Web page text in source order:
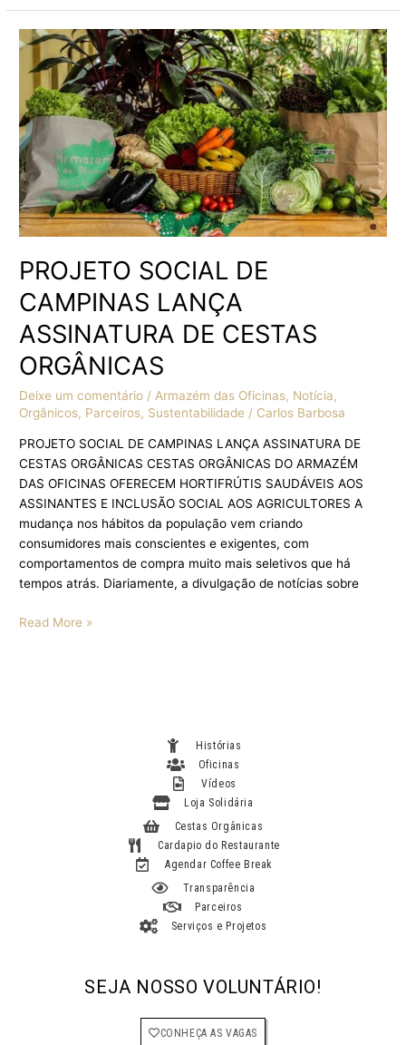
PROJETO SOCIAL DE
CAMPINAS LANÇA
ASSINATURA DE CESTAS
ORGÂNICAS
Deixe um comentário / Armazém das Oficinas, Notícia,
Orgânicos, Parceiros, Sustentabilidade / Carlos Barbosa
PROJETO SOCIAL DE CAMPINAS LANÇA ASSINATURA DE
CESTAS ORGÂNICAS CESTAS ORGÂNICAS DO ARMAZÉM
DAS OFICINAS OFERECEM HORTIFRÚTIS SAUDÁVEIS AOS
ASSINANTES E INCLUSÃO SOCIAL AOS AGRICULTORES A
mudança nos hábitos da população vem criando
consumidores mais conscientes e exigentes, com
comportamentos de compra muito mais seletivos que há
tempos atrás. Diariamente, a divulgação de notícias sobre
PROJETO
SOCIAL
DE
CAMPINAS
LANÇA
ASSINATURA
DE
CESTAS
ORGÂNICAS
Read More »
Histórias
Oficinas
Vídeos
Loja Solidária
Cestas Orgânicas
Cardapio do Restaurante
Agendar Coffee Break
Transparência
Parceiros
Serviços e Projetos
SEJA NOSSO VOLUNTÁRIO!
CONHEÇA AS VAGAS